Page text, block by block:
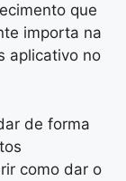
que
importa na
aplicativo no
de forma
como dar o